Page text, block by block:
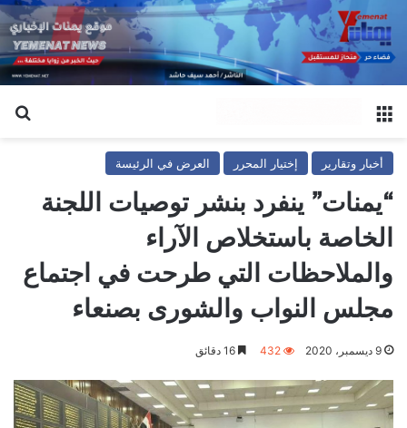
أخبار وتقارير إختيار المحرر العرض في الرئيسة
“يمنات” ينفرد بنشر توصيات اللجنة
الخاصة باستخلاص الآراء
والملاحظات التي طرحت في اجتماع
مجلس النواب والشورى بصنعاء
9 ديسمبر، 2020 432